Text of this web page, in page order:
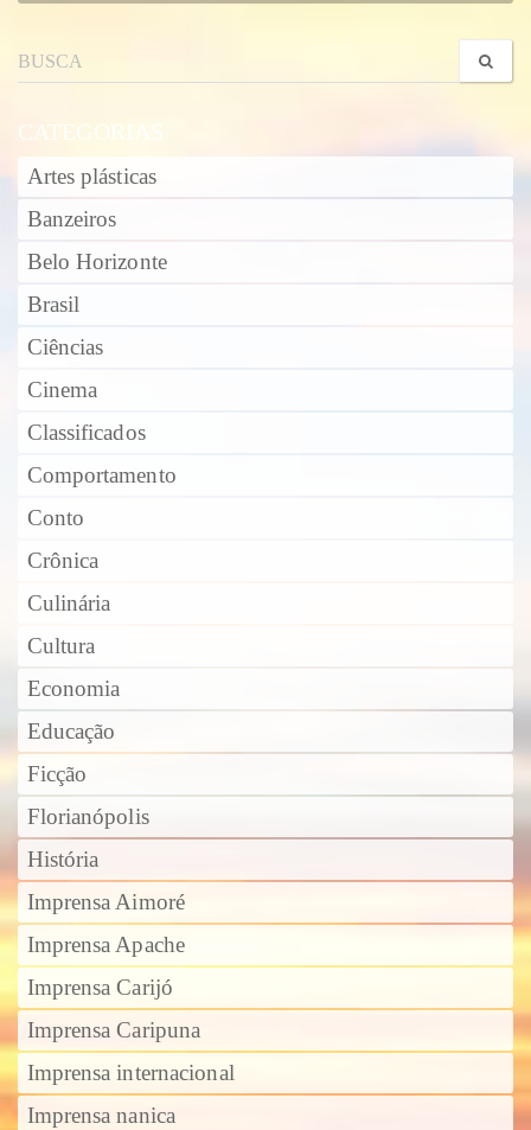
CATEGORIAS
Artes plásticas
Banzeiros
Belo Horizonte
Brasil
Ciências
Cinema
Classificados
Comportamento
Conto
Crônica
Culinária
Cultura
Economia
Educação
Ficção
Florianópolis
História
Imprensa Aimoré
Imprensa Apache
Imprensa Carijó
Imprensa Caripuna
Imprensa internacional
Imprensa nanica